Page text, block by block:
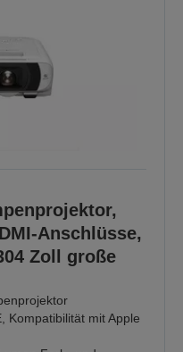
Anschlüsse,
Zoll große
Kompatibilität mit Apple